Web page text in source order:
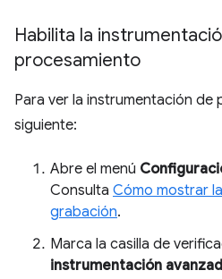
Habilita la
procesamiento
Para ver la instrumentación de
siguiente:
Abre el menú
Consulta Cómo mostrar
grabación.
Marca la casilla de
instrumentación